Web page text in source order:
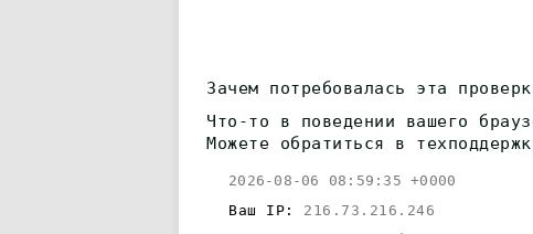
Зачем потребовалась эта
Что-то в поведении вашего
Можете обратиться в
2026-08-06 08:59:35 +0000
Ваш IP: 216.73.216.246